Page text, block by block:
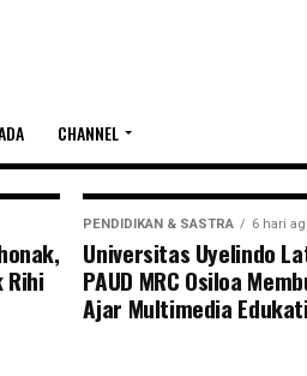
CHANNEL
kian menguat. Kejaksaan
Rihi
PENDIDIKAN & SASTRA 6 hari
Universitas Uyelindo
PAUD MRC Osiloa
Ajar Multimedia